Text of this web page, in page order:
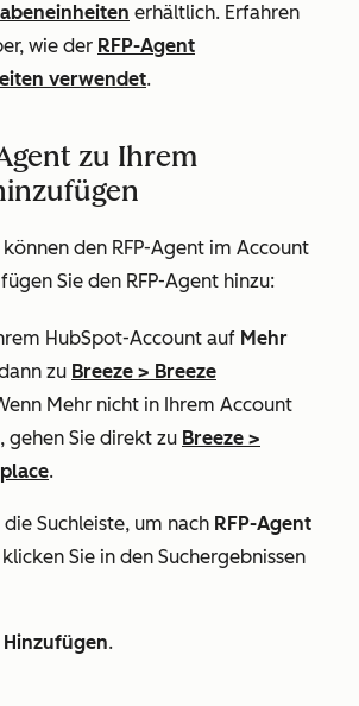
erhältlich. Erfahren
wie der RFP-Agent
verwendet.
zu Ihrem
können den RFP-Agent im Account
Sie den RFP-Agent hinzu:
HubSpot-Account auf Mehr
zu Breeze > Breeze
Mehr nicht in Ihrem Account
gehen Sie direkt zu Breeze >
.
Suchleiste, um nach RFP-Agent
Sie in den Suchergebnissen
.